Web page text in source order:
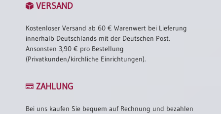
VERSAND
Kostenloser Versand ab 60 € Warenwert bei Lieferung
innerhalb Deutschlands mit der Deutschen Post.
Ansonsten 3,90 € pro Bestellung
(Privatkunden/kirchliche Einrichtungen).
ZAHLUNG
Bei uns kaufen Sie bequem auf Rechnung und bezahlen